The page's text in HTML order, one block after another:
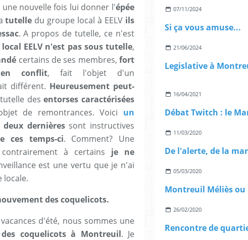
une nouvelle fois lui donner l'épée
tutelle du groupe local à EELV ils
. A propos de tutelle, ce n'est
EELV n'est pas sous tutelle,
certains de ses membres,fort
conflit, fait l'objet d'un
différent. Heureusement peut-
desentorses caractérisées
de remontrances. Voici un
deux dernièressont instructives
ces temps-ci. Comment? Une
à certains je ne
est une vertu que je n'ai
locale.
des coquelicots.
d'été, nous sommes une
coquelicots à Montreuil. Je
07/11/2024
Si ça vous amuse...
21/06/2024
16/04/2021
11/03/2020
05/03/2020
26/02/2020